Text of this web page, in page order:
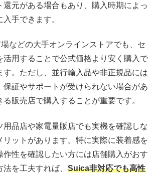
還元がある場合もあり、購入時期によっ
手できます。
などの大手オンラインストアでも、セ
活用することで公式価格より安く購入で
す。ただし、並行輸入品や非正規品には
保証やサポートが受けられない場合があ
る販売店で購入することが重要です。
用品店や家電量販店でも実機を確認しな
リットがあります。特に実際に装着感を
作性を確認したい方には店舗購入がおす
を工夫すれば、 Suica非対応でも高性